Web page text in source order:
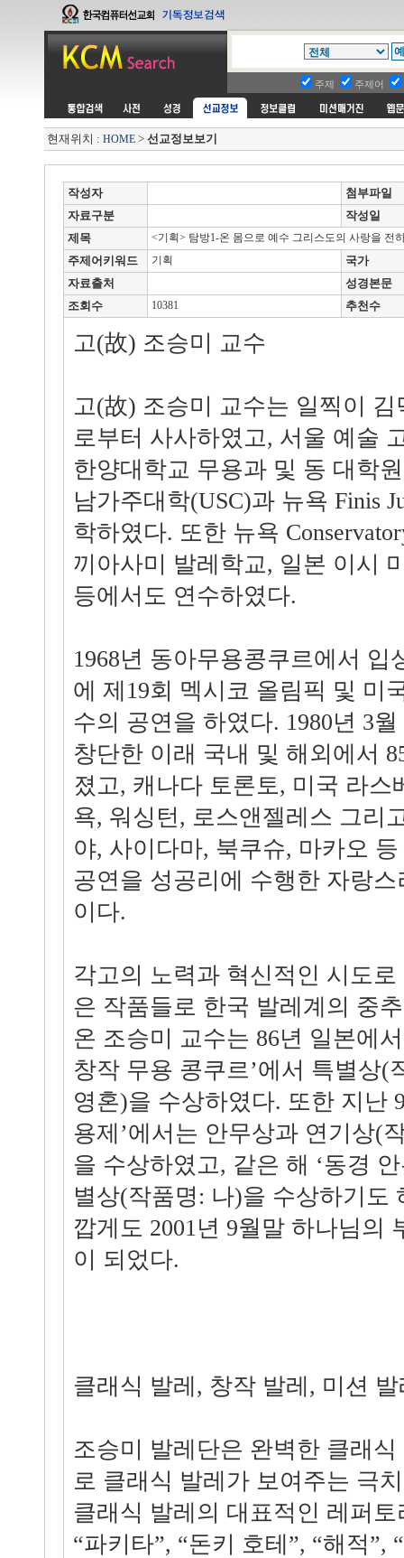
주제 주제어
현재위치 : HOME > 선교정보보기
작성자
첨부파일
자료구분
작성일
제목
<기획> 탐방1-온 몸으로 예수 그리스도의 사랑을 전
주제어키워드 기획
국가
자료출처
성경본문
조회수
10381 추천수
고(故) 조승미 교수
고(故) 조승미 교수는 일찍이
로부터 사사하였고, 서울 예술
한양대학교 무용과 및 동 대학
남가주대학(USC)과 뉴욕 Finis
학하였다. 또한 뉴욕
끼아사미 발레학교, 일본 이시
등에서도 연수하였다.
1968년 동아무용콩쿠르에서 입
에 제19회 멕시코 올림픽 및 미
수의 공연을 하였다. 1980년 3
창단한 이래 국내 및 해외에서
졌고, 캐나다 토론토, 미국 라스
욕, 워싱턴, 로스앤젤레스 그리
야, 사이다마, 북쿠슈, 마카오
공연을 성공리에 수행한 자랑
이다.
각고의 노력과 혁신적인 시도
은 작품들로 한국 발레계의 중
온 조승미 교수는 86년 일본에
창작 무용 콩쿠르’에서 특별상(
영혼)을 수상하였다. 또한 지난
용제’에서는 안무상과 연기상(
을 수상하였고, 같은 해 ‘동경
별상(작품명: 나)을 수상하기도
깝게도 2001년 9월말 하나님의
이 되었다.
클래식 발레, 창작 발레, 미션 발
조승미 발레단은 완벽한 클래
로 클래식 발레가 보여주는 극
클래식 발레의 대표적인 레퍼토
“파키타”, “돈키 호테”, “해적”,